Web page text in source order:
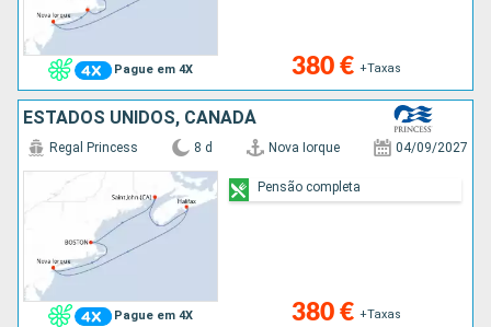
Pague em 4X 380 € +Taxas
ESTADOS UNIDOS, CANADÁ
Pague em 4X
Regal Princess 8 d Nova Iorque 04/09/2027
380 € +Taxas
Pensão completa